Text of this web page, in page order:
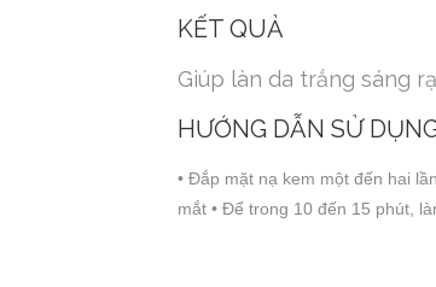
KẾT QUẢ
Giúp làn da trắng sáng
HƯỚNG DẪN SỬ
• Đắp mặt nạ kem một đến hai
mắt • Để trong 10 đến 15 phút,